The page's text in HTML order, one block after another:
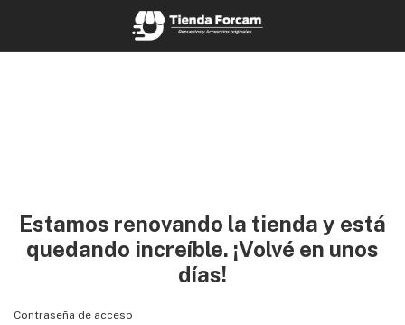
Estamos renovando la tienda y está
quedando increíble. ¡Volvé en unos
días!
Contraseña de acceso